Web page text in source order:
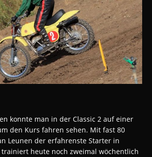
konnte man in der Classic 2 auf einer
den Kurs fahren sehen. Mit fast 80
Leunen der erfahrenste Starter in
heute noch zweimal wöchentlich